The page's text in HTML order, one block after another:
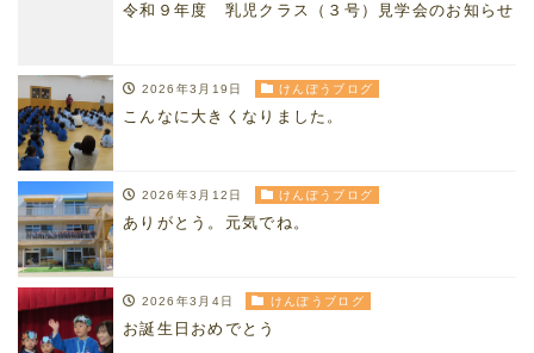
令和９年度 乳児クラス（３号）見学会のお知らせ
2026年3月19日 けんぽうブログ
こんなに大きくなりました。
2026年3月12日 けんぽうブログ
ありがとう。元気でね。
2026年3月4日 けんぽうブログ
お誕生日おめでとう